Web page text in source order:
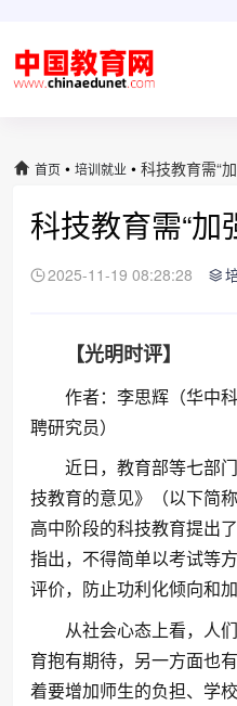
首页 • 培训就业 • 科技教育需“
科技教育需“加
2025-11-19 08:28:28
【光明时评】
作者：李思辉（华中
聘研究员）
近日，教育部等七部
技教育的意见》（以下简
高中阶段的科技教育提出
指出，不得简单以考试等
评价，防止功利化倾向和
从社会心态上看，人
育抱有期待，另一方面也
着要增加师生的负担、学